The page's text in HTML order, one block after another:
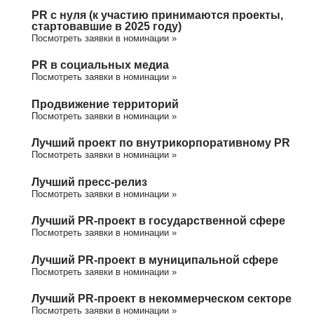
PR с нуля (к участию принимаются проекты,
стартовавшие в 2025 году)
Посмотреть заявки в номинации »
PR в социальных медиа
Посмотреть заявки в номинации »
Продвижение территорий
Посмотреть заявки в номинации »
Лучший проект по внутрикорпоративному PR
Посмотреть заявки в номинации »
Лучший пресс-релиз
Посмотреть заявки в номинации »
Лучший PR-проект в государственной сфере
Посмотреть заявки в номинации »
Лучший PR-проект в муниципальной сфере
Посмотреть заявки в номинации »
Лучший PR-проект в некоммерческом секторе
Посмотреть заявки в номинации »